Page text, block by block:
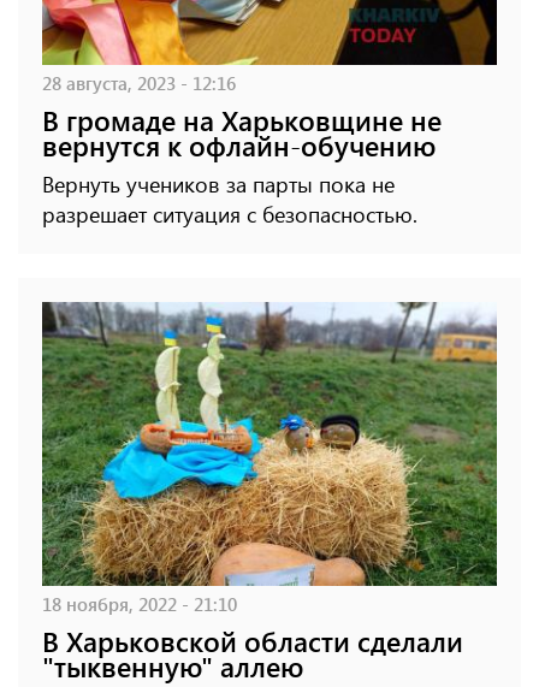
28 августа, 2023 - 12:16
В громаде на Харьковщине не
вернутся к офлайн-обучению
Вернуть учеников за парты пока не
разрешает ситуация с безопасностью.
18 ноября, 2022 - 21:10
В Харьковской области сделали
"тыквенную" аллею